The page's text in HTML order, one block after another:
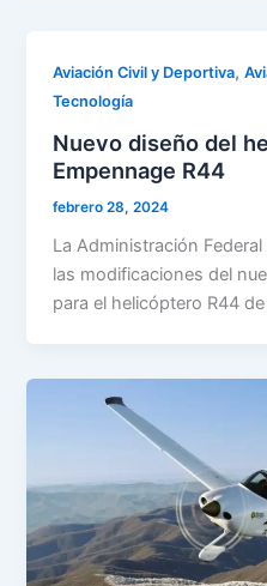
Aviación Civil y Deportiva,
Tecnología
Nuevo diseño del
Empennage R44
febrero 28, 2024
La Administración
las modificaciones del
para el helicóptero R44